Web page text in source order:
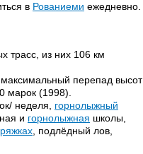
в Рованиеми ежедневно.
трасс, из них 106 км
перепад высот
марок (1998).
неделя, горнолыжный
и горнолыжная школы,
, подлёдный лов,